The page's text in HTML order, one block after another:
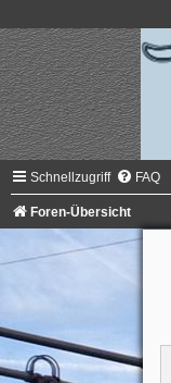
Schnellzugriff FAQ
Foren-Übersicht